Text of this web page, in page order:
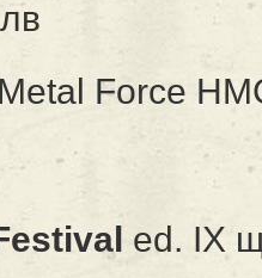
Force
ed. IX